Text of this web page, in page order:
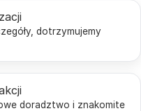
dotrzymujemy
doradztwo i znakomite